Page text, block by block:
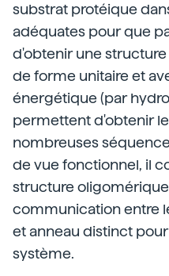
substrat protéique
adéquates pour que
d'obtenir une
de forme unitaire et
énergétique (par
permettent d'obtenir
nombreuses
de vue fonctionnel, il
structure
communication entre
et anneau distinct
système.